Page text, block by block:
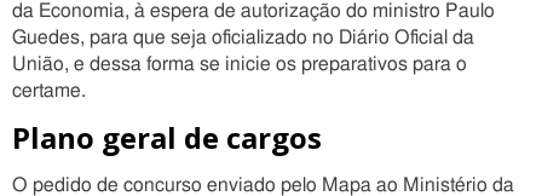
da Economia, à espera de autorização do ministro Paulo
Guedes, para que seja oficializado no Diário Oficial da
União, e dessa forma se inicie os preparativos para o
certame.
Plano geral de cargos
O pedido de concurso enviado pelo Mapa ao Ministério da